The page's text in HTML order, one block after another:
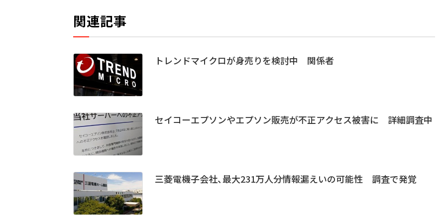
関連記事
トレンドマイクロが身売りを検討中 関係者
セイコーエプソンやエプソン販売が不正アクセス被害に 詳細調査中
三菱電機子会社、最大231万人分情報漏えいの可能性 調査で発覚